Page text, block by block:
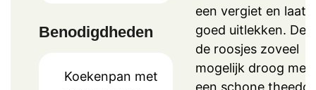
Benodigdheden
Koekenpan met
een vergiet en laat
goed uitlekken. Dep
de roosjes zoveel
mogelijk droog met
een schone